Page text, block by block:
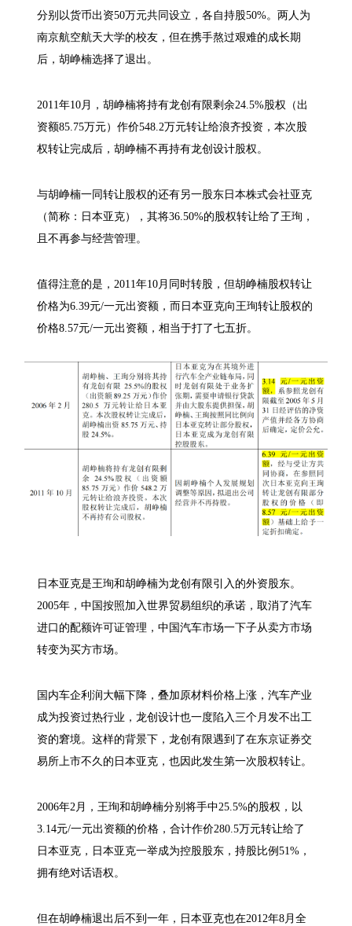
分别以货币出资50万元共同设立，各自持股50%。两人为
南京航空航天大学的校友，但在携手熬过艰难的成长期
后，胡峥楠选择了退出。
2011年10月，胡峥楠将持有龙创有限剩余24.5%股权（出
资额85.75万元）作价548.2万元转让给浪齐投资，本次股
权转让完成后，胡峥楠不再持有龙创设计股权。
与胡峥楠一同转让股权的还有另一股东日本株式会社亚克
（简称：日本亚克），其将36.50%的股权转让给了王珣，
且不再参与经营管理。
值得注意的是，2011年10月同时转股，但胡峥楠股权转让
价格为6.39元/一元出资额，而日本亚克向王珣转让股权的
价格8.57元/一元出资额，相当于打了七五折。
日本亚克是王珣和胡峥楠为龙创有限引入的外资股东。
2005年，中国按照加入世界贸易组织的承诺，取消了汽车
进口的配额许可证管理，中国汽车市场一下子从卖方市场
转变为买方市场。
国内车企利润大幅下降，叠加原材料价格上涨，汽车产业
成为投资过热行业，龙创设计也一度陷入三个月发不出工
资的窘境。这样的背景下，龙创有限遇到了在东京证券交
易所上市不久的日本亚克，也因此发生第一次股权转让。
2006年2月，王珣和胡峥楠分别将手中25.5%的股权，以
3.14元/一元出资额的价格，合计作价280.5万元转让给了
日本亚克，日本亚克一举成为控股股东，持股比例51%，
拥有绝对话语权。
但在胡峥楠退出后不到一年，日本亚克也在2012年8月全